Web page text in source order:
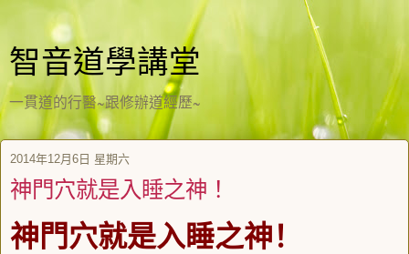
智音道學講堂
一貫道的行醫~跟修辦道經歷~
2014年12月6日 星期六
神門穴就是入睡之神！
神門穴就是入睡之神！